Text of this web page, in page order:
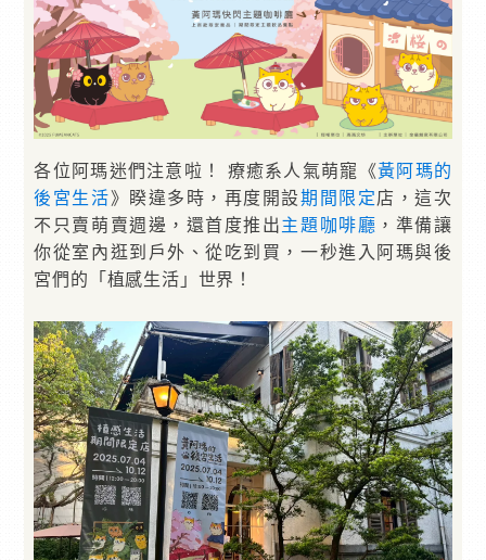
各位阿瑪迷們注意啦！ 療癒系人氣萌寵《黃阿瑪的
後宮生活》睽違多時，再度開設期間限定店，這次
不只賣萌賣週邊，還首度推出主題咖啡廳 ，準備讓
你從室內逛到戶外、從吃到買，一秒進入阿瑪與後
宮們的「植感生活」世界！